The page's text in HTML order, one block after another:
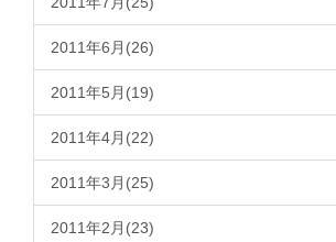
2011年6月(26)
2011年5月(19)
2011年4月(22)
2011年3月(25)
2011年2月(23)